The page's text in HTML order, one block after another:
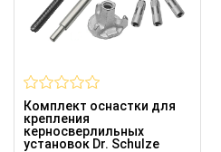
Комплект оснастки для
крепления
керносверлильных
установок Dr. Schulze